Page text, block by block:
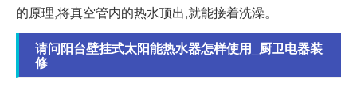
的原理,将真空管内的热水顶出,就能接着洗澡。
请问阳台壁挂式太阳能热水器怎样使用_厨卫电器装
修